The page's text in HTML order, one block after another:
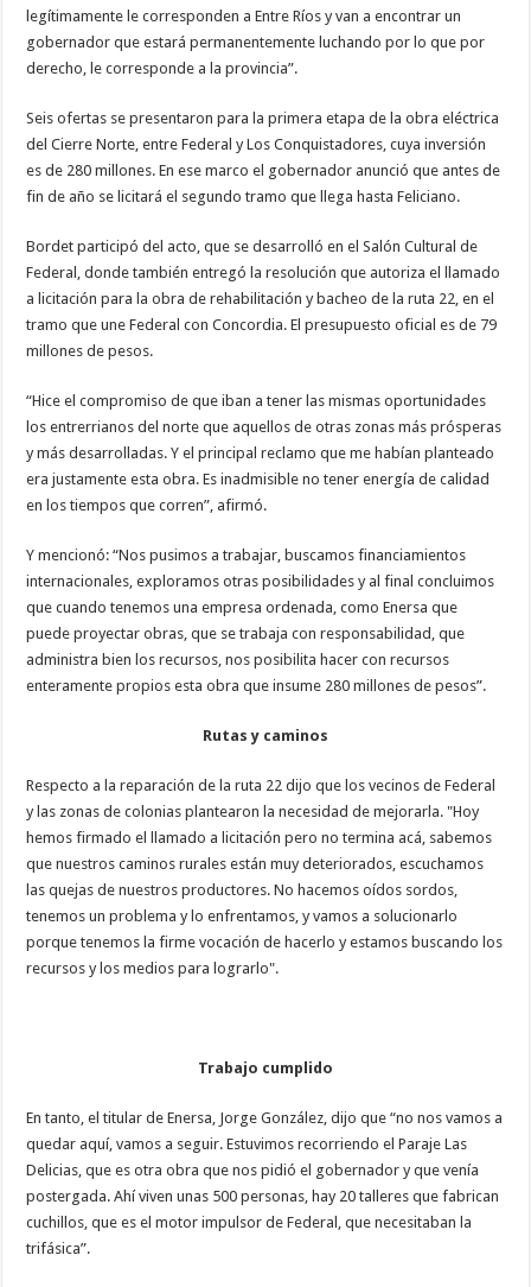
legítimamente le corresponden a Entre Ríos y van a encontrar un
gobernador que estará permanentemente luchando por lo que por
derecho, le corresponde a la provincia”.
Seis ofertas se presentaron para la primera etapa de la obra eléctrica
del Cierre Norte, entre Federal y Los Conquistadores, cuya inversión
es de 280 millones. En ese marco el gobernador anunció que antes de
fin de año se licitará el segundo tramo que llega hasta Feliciano.
Bordet participó del acto, que se desarrolló en el Salón Cultural de
Federal, donde también entregó la resolución que autoriza el llamado
a licitación para la obra de rehabilitación y bacheo de la ruta 22, en el
tramo que une Federal con Concordia. El presupuesto oficial es de 79
millones de pesos.
“Hice el compromiso de que iban a tener las mismas oportunidades
los entrerrianos del norte que aquellos de otras zonas más prósperas
y más desarrolladas. Y el principal reclamo que me habían planteado
era justamente esta obra. Es inadmisible no tener energía de calidad
en los tiempos que corren”, afirmó.
Y mencionó: “Nos pusimos a trabajar, buscamos financiamientos
internacionales, exploramos otras posibilidades y al final concluimos
que cuando tenemos una empresa ordenada, como Enersa que
puede proyectar obras, que se trabaja con responsabilidad, que
administra bien los recursos, nos posibilita hacer con recursos
enteramente propios esta obra que insume 280 millones de pesos”.
Rutas y caminos
Respecto a la reparación de la ruta 22 dijo que los vecinos de Federal
y las zonas de colonias plantearon la necesidad de mejorarla. "Hoy
hemos firmado el llamado a licitación pero no termina acá, sabemos
que nuestros caminos rurales están muy deteriorados, escuchamos
las quejas de nuestros productores. No hacemos oídos sordos,
tenemos un problema y lo enfrentamos, y vamos a solucionarlo
porque tenemos la firme vocación de hacerlo y estamos buscando los
recursos y los medios para lograrlo".
Trabajo cumplido
En tanto, el titular de Enersa, Jorge González, dijo que “no nos vamos a
quedar aquí, vamos a seguir. Estuvimos recorriendo el Paraje Las
Delicias, que es otra obra que nos pidió el gobernador y que venía
postergada. Ahí viven unas 500 personas, hay 20 talleres que fabrican
cuchillos, que es el motor impulsor de Federal, que necesitaban la
trifásica”.